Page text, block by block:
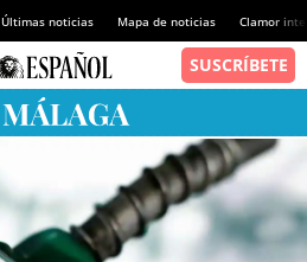
Últimas noticias Mapa de noticias Clamor